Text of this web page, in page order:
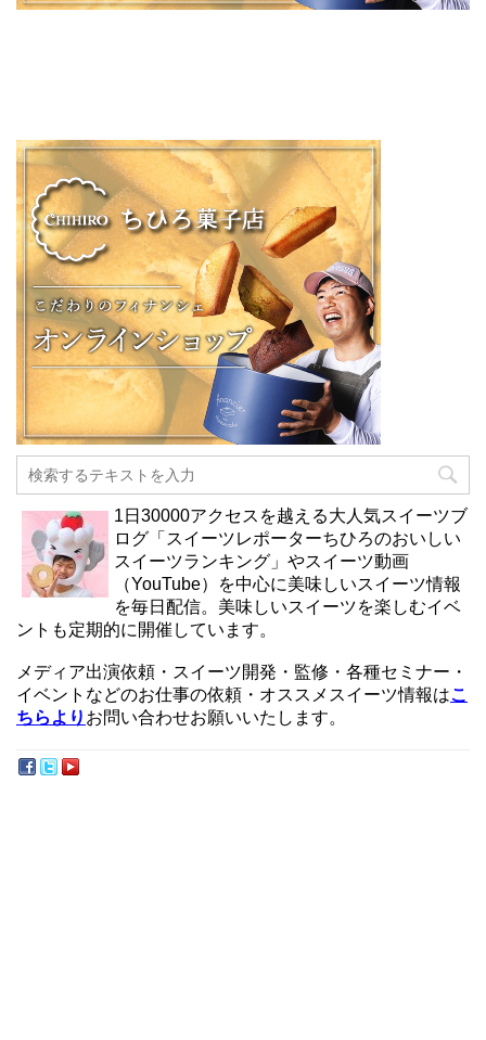
1日30000アクセスを越える大人気スイーツブ
ログ「スイーツレポーターちひろのおいしい
スイーツランキング」やスイーツ動画
（YouTube）を中心に美味しいスイーツ情報
を毎日配信。美味しいスイーツを楽しむイベ
ントも定期的に開催しています。
メディア出演依頼・スイーツ開発・監修・各種セミナー・
イベントなどのお仕事の依頼・オススメスイーツ情報はこ
ちらより お問い合わせお願いいたします。